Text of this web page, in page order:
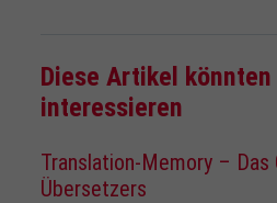
Diese Artikel könnten
interessieren
Translation-Memory – Das
Übersetzers